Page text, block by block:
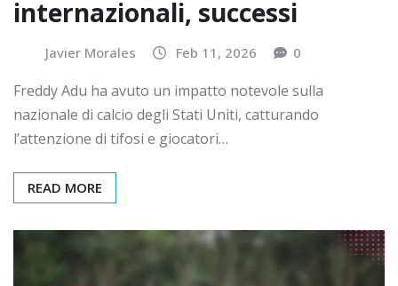
internazionali, successi
Javier Morales Feb 11, 2026 0
Freddy Adu ha avuto un impatto notevole sulla
nazionale di calcio degli Stati Uniti, catturando
l’attenzione di tifosi e giocatori…
READ MORE